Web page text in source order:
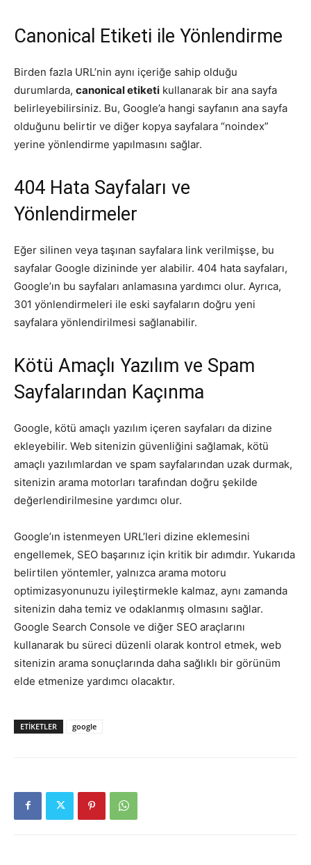
Canonical Etiketi ile Yönlendirme
Birden fazla URL’nin aynı içeriğe sahip olduğu
durumlarda, canonical etiketi kullanarak bir ana sayfa
belirleyebilirsiniz. Bu, Google’a hangi sayfanın ana sayfa
olduğunu belirtir ve diğer kopya sayfalara “noindex”
yerine yönlendirme yapılmasını sağlar.
404 Hata Sayfaları ve
Yönlendirmeler
Eğer silinen veya taşınan sayfalara link verilmişse, bu
sayfalar Google dizininde yer alabilir. 404 hata sayfaları,
Google’ın bu sayfaları anlamasına yardımcı olur. Ayrıca,
301 yönlendirmeleri ile eski sayfaların doğru yeni
sayfalara yönlendirilmesi sağlanabilir.
Kötü Amaçlı Yazılım ve Spam
Sayfalarından Kaçınma
Google, kötü amaçlı yazılım içeren sayfaları da dizine
ekleyebilir. Web sitenizin güvenliğini sağlamak, kötü
amaçlı yazılımlardan ve spam sayfalarından uzak durmak,
sitenizin arama motorları tarafından doğru şekilde
değerlendirilmesine yardımcı olur.
Google’ın istenmeyen URL’leri dizine eklemesini
engellemek, SEO başarınız için kritik bir adımdır. Yukarıda
belirtilen yöntemler, yalnızca arama motoru
optimizasyonunuzu iyileştirmekle kalmaz, aynı zamanda
sitenizin daha temiz ve odaklanmış olmasını sağlar.
Google Search Console ve diğer SEO araçlarını
kullanarak bu süreci düzenli olarak kontrol etmek, web
sitenizin arama sonuçlarında daha sağlıklı bir görünüm
elde etmenize yardımcı olacaktır.
ETIKETLER google